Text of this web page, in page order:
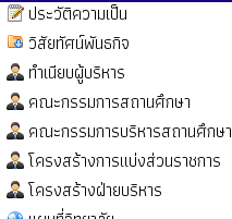
ประวัติความเป็น
วิสัยทัศน์พันธกิจ
ทำเนียบผู้บริหาร
คณะกรรมการสถานศึกษา
คณะกรรมการบริหารสถานศึกษา
โครงสร้างการแบ่งส่วนราชการ
โครงสร้างฝ่ายบริหาร